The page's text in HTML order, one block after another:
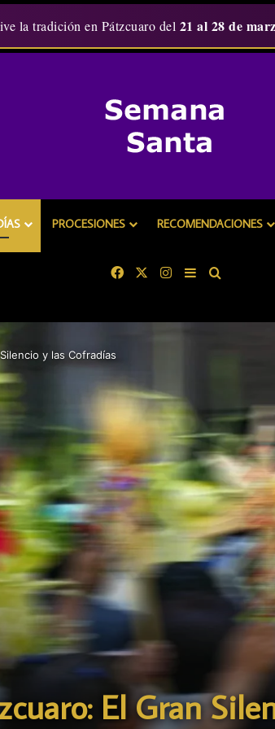
la tradición en Pátzcuaro del 21 al 28 de
PROCESIONES RECOMENDACIONES
FacebookInstagram
Barra lateral
y las Cofradías
El Gran